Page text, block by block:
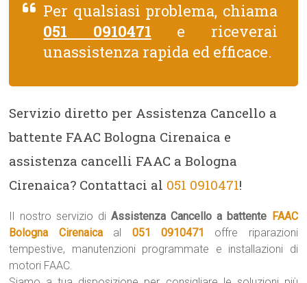
Per qualsiasi problema, chiama
051 0910471 e riceverai
unassistenza rapida ed efficace.
Servizio diretto per Assistenza Cancello a
battente FAAC Bologna Cirenaica e
assistenza cancelli FAAC a Bologna
Cirenaica? Contattaci al 051 0910471!
Il nostro servizio di Assistenza Cancello a battente FAAC
Bologna Cirenaicaal 051 0910471 offre riparazioni
tempestive, manutenzioni programmate e installazioni di
motori FAAC.